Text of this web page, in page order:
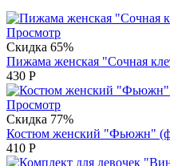
Просмотр
Скидка 65%
Пижама женская "Сочная
430 Р
Просмотр
Скидка 77%
Костюм женский "Фьюжн"
410 Р